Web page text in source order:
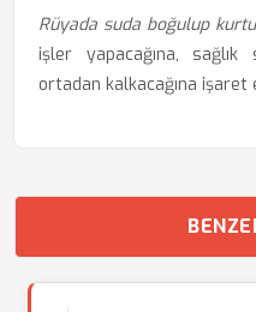
Rüyada suda boğulup
işler yapacağına, sağlık
ortadan kalkacağına işaret